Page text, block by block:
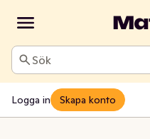
Sök
Logga in Skapa konto